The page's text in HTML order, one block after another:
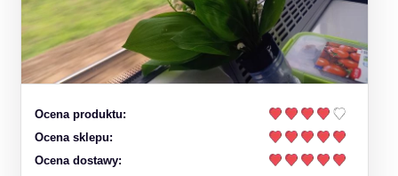
Ocena produktu:
Ocena sklepu:
Ocena dostawy: